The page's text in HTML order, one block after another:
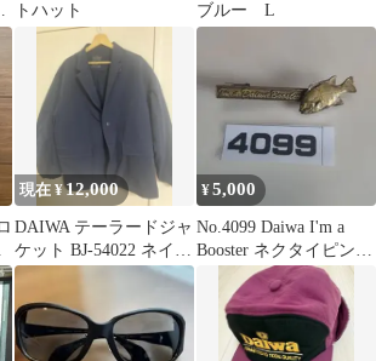
トハット
ブルー L
現在 ¥12,000
DAIWA テーラードジャ
ケット BJ-54022 ネイビ
ー
¥5,000
No.4099 Daiwa I'm a
Booster ネクタイピン
魚モチーフ